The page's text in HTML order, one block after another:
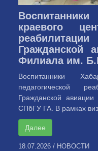
краевого
Гражданской
Филиала им.
Воспитанники
педагогической
Гражданской
СПбГУ ГА. В рамках
Далее
18.07.2026 / НОВОСТИ